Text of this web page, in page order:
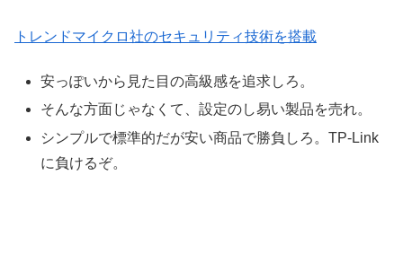
トレンドマイクロ社のセキュリティ技術を搭載
安っぽいから見た目の高級感を追求しろ。
そんな方面じゃなくて、設定のし易い製品を売れ。
シンプルで標準的だが安い商品で勝負しろ。TP-Link
に負けるぞ。